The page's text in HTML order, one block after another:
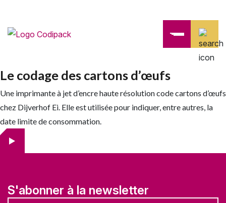
Le codage des cartons d’œufs
Une imprimante à jet d’encre haute résolution code cartons d’œufs
chez Dijverhof Ei. Elle est utilisée pour indiquer, entre autres, la
date limite de consommation.
S'abonner à la newsletter